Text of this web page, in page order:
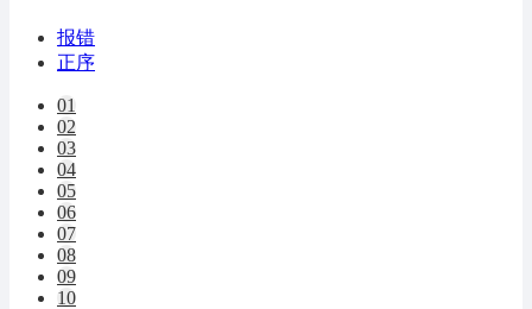
报错
正序
01
02
03
04
05
06
07
08
09
10